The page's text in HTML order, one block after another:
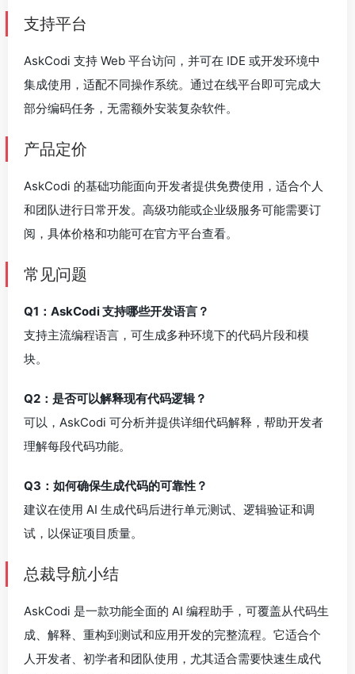
支持平台
AskCodi 支持 Web 平台访问，并可在 IDE 或开发环境中
集成使用，适配不同操作系统。通过在线平台即可完成大
部分编码任务，无需额外安装复杂软件。
产品定价
AskCodi 的基础功能面向开发者提供免费使用，适合个人
和团队进行日常开发。高级功能或企业级服务可能需要订
阅，具体价格和功能可在官方平台查看。
常见问题
Q1：AskCodi 支持哪些开发语言？
支持主流编程语言，可生成多种环境下的代码片段和模
块。
Q2：是否可以解释现有代码逻辑？
可以，AskCodi 可分析并提供详细代码解释，帮助开发者
理解每段代码功能。
Q3：如何确保生成代码的可靠性？
建议在使用 AI 生成代码后进行单元测试、逻辑验证和调
试，以保证项目质量。
总裁导航小结
AskCodi 是一款功能全面的 AI 编程助手，可覆盖从代码生
成、解释、重构到测试和应用开发的完整流程。它适合个
人开发者、初学者和团队使用，尤其适合需要快速生成代